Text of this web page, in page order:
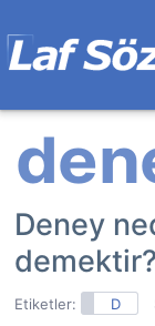
Deney
Etiketler: D